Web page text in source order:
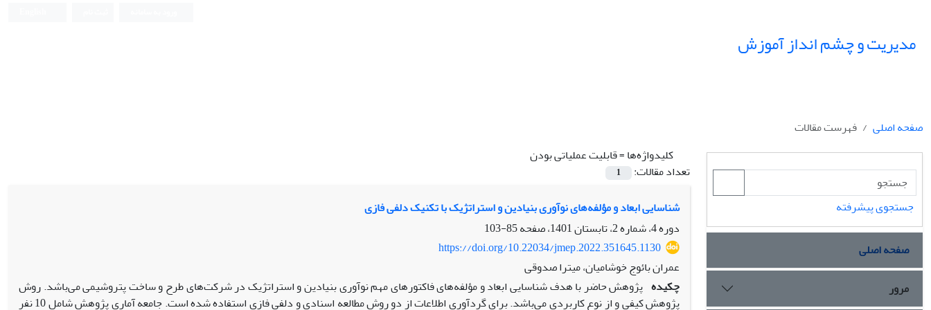
مدیریت و چشم انداز آموزش
صفحه اصلی
فهرست مقالات
کلیدواژه‌ها =قابلیت عملیاتی بودن
تعداد مقالات:
1
شناسایی ابعاد و مؤلفه‌های نوآوری بنیادین و استراتژیک با تکنیک دلفی فازی
دوره 4، شماره 2، تابستان 1401، صفحه
85-103
https://doi.org/10.22034/jmep.2022.351645.1130
عمران بائوج خوشامیان، میترا صدوقی
چکیده پژوهش حاضر با هدف شناسایی ابعاد و مؤلفه‌های فاکتورهای مهم نوآوری بنیادین و استراتژیک در شرکت‌های طرح و ساخت پتروشیمی می‌باشد. روش
پژوهش کیفی و از نوع کاربردی می‌باشد. برای گردآوری اطلاعات از دو روش مطالعه اسنادی و دلفی فازی استفاده شده است. جامعه آماری پژوهش شامل 10 نفر
جستجوی پیشرفته
صفحه اصلی
مرور